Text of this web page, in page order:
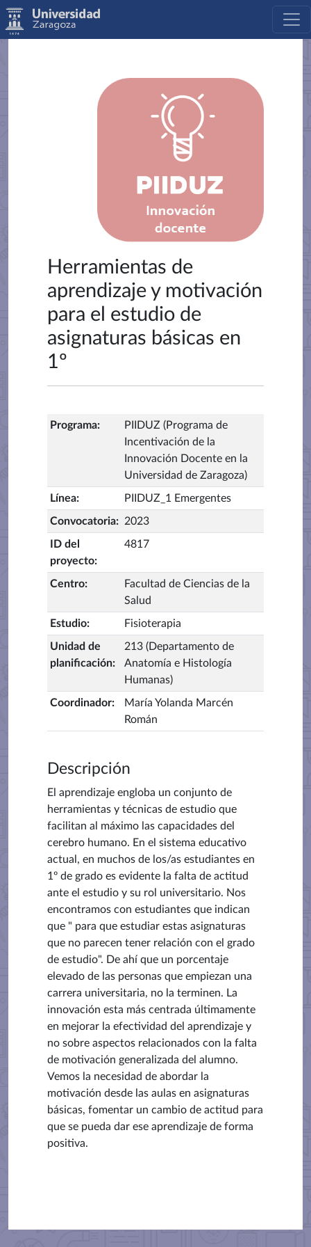
Herramientas de
aprendizaje y motivación
para el estudio de
asignaturas básicas en
1º
Programa:
PIIDUZ (Programa de
Incentivación de la
Innovación Docente en la
Universidad de Zaragoza)
Línea: PIIDUZ_1 Emergentes
Convocatoria: 2023
ID del
proyecto:
4817
Centro:
Facultad de Ciencias de la
Salud
Estudio: Fisioterapia
Unidad de
planificación:
213 (Departamento de
Anatomía e Histología
Humanas)
Coordinador:
María Yolanda Marcén
Román
Descripción
El aprendizaje engloba un conjunto de
herramientas y técnicas de estudio que
facilitan al máximo las capacidades del
cerebro humano. En el sistema educativo
actual, en muchos de los/as estudiantes en
1º de grado es evidente la falta de actitud
ante el estudio y su rol universitario. Nos
encontramos con estudiantes que indican
que " para que estudiar estas asignaturas
que no parecen tener relación con el grado
de estudio". De ahí que un porcentaje
elevado de las personas que empiezan una
carrera universitaria, no la terminen. La
innovación esta más centrada últimamente
en mejorar la efectividad del aprendizaje y
no sobre aspectos relacionados con la falta
de motivación generalizada del alumno.
Vemos la necesidad de abordar la
motivación desde las aulas en asignaturas
básicas, fomentar un cambio de actitud para
que se pueda dar ese aprendizaje de forma
positiva.